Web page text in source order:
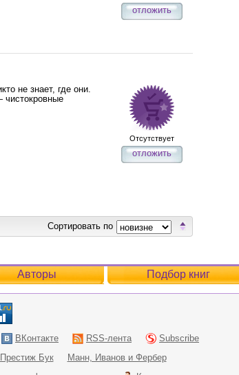
отложить
не знает, где они.
Отсутствует
отложить
Сортировать по
Авторы Подбор книг
ВКонтакте RSS-лента
Subscribe
Престиж Бук
Манн, Иванов и Фербер